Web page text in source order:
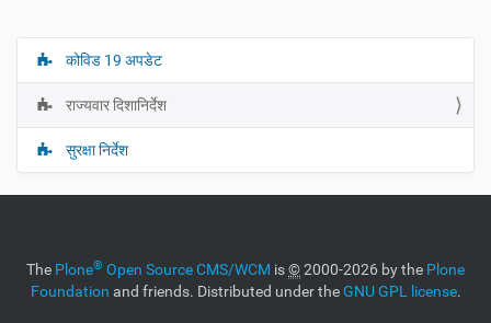
N
a
i
g
a
o
कोविड 19 अपडेट
राज्यवार दिशानिर्देश
सुरक्षा निर्देश
The Plone® Open Source CMS/WCM is©2000-2026 by the Plone
Foundation and friends. Distributed under theGNU GPL license.